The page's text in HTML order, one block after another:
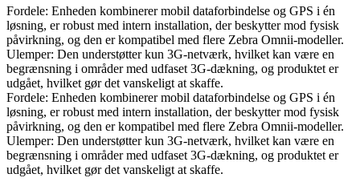
Fordele: Enheden kombinerer mobil dataforbindelse og GPS i én
løsning, er robust med intern installation, der beskytter mod fysisk
påvirkning, og den er kompatibel med flere Zebra Omnii-modeller.
Ulemper: Den understøtter kun 3G-netværk, hvilket kan være en
begrænsning i områder med udfaset 3G-dækning, og produktet er
udgået, hvilket gør det vanskeligt at skaffe.
Fordele: Enheden kombinerer mobil dataforbindelse og GPS i én
løsning, er robust med intern installation, der beskytter mod fysisk
påvirkning, og den er kompatibel med flere Zebra Omnii-modeller.
Ulemper: Den understøtter kun 3G-netværk, hvilket kan være en
begrænsning i områder med udfaset 3G-dækning, og produktet er
udgået, hvilket gør det vanskeligt at skaffe.